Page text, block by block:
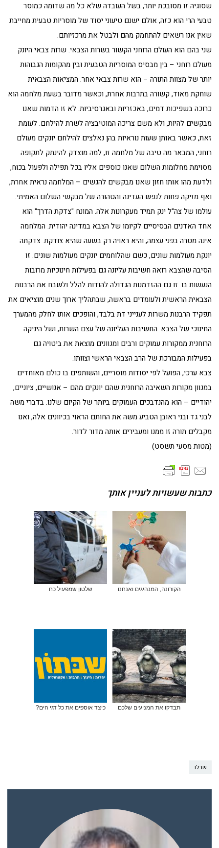
שסוגיה זו מסובכת יותר, בשל העובדה שלא כל מה שדומה כמוסר
טבעי הרי הוא כזה, אולם ישנם טיעוני יסוד של מוסריות טבעית מחייבת
שאין אנו רשאים להתחמק מהם ולבטל את מרכזיותם.
שני בהם הוא העולם הרוחני הקשור בשרות הצבאי. שרות צבאי היונק
מעולם רוחני – בין מבסיס המוסריות הטבעית ובין מהקומות הגבוהות
יותר של מצוות התורה – הוא שרות צבאי אחר. המציאות הצבאית
שוחקת מאוד, קשורה בתרבות אחרת, וכאשר מדובר בשעת מלחמה הוא
כרוכה בשפיכות דמים, באכזריות ובאגרסיביות. לא זו הדמות שאנו
מבקשים להיות, ולא משם צריכה המוטיבציה לשרת להילחם. לעומת
זאת, כאשר באותן שעות נוראיות בהן נאלצים להילחם יונקים מעולם
רוחני, המבאר מה טיבה של מלחמה זו, למה מוצדק להינתק לתקופה
מסוימת מחלומות השלום שאנו כוספים אליו בכל תפילה ולפעול בכוח,
ולדעת מהו אותו חזון שאנו מבקשים להגשים – המלחמה נראית אחרת,
ואף מזיקה פחות לנפש העדינה והטהורה של מבקשי השלום האמיתי.
עולמו של צה"ל ינק תמיד מעקרונות אלה. המונח "צדקת הדרך" הוא
אחד האדנים הבסיסיים לקיומו של הצבא במדינה יהודית. המלחמה
אינה מטרה בפני עצמה, והיא ראויה רק בשעה שהיא צודקת. צדקתה
יונקת מעולמות שונים, כשם שהלוחמים יונקים מעולמות שונים. זו
הסיבה שהצבא רואה חשיבות עליונה גם בפעילות חינוכיות מרובות
הנעשות בו. זו גם ההזדמנות הגדולה להודות להלל ולשבח את הרבנות
הצבאית הראשית ולעומדים בראשה, שבתהליך ארוך שנים מוציאים את
תפקיד הרבנות משרות לענייני דת בלבד, והופכים אותו לחלק מהמערך
החינוכי של הצבא. החשיבות העליונה של עצם השרות, ושל היניקה
הרוחנית ממקורות עמוקים ורבים ומגוונים מוצאת את ביטויה גם
בפעילות המבורכת של הרב הצבאי הראשי וצוותו.
צבא ערכי, הפועל לפי יסודות מוסריים, והשותפים בו כולם מאוחדים
במגוון מקורות השאיבה הרוחנית שהם יונקים מהם – אנושיים, ציוניים,
יהודיים – הוא מהנדבכים העמוקים ביותר של הקיום שלנו. בדברי משה
לבני גד ובני ראובן הטביע משה את החותם הראוי בכיוונים אלה, ואנו
מקבלים תורה זו ממנו ומעבירים אותה מדור לדור.
(מטות מסעי תשסט)
כתבות שעשויות לעניין אותך
הקורונה, המנהיגים ואנחנו שלטון שמפעיל כח
תבדקו את המניעים שלכם כיצד אוספים את כל דגי הים?
שרלו